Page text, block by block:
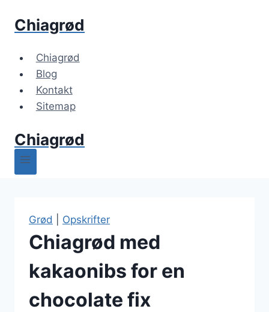
Chiagrød
Chiagrød
Blog
Kontakt
Sitemap
Chiagrød
Grød Opskrifter
Chiagrød med
kakaonibs for en
chocolate fix